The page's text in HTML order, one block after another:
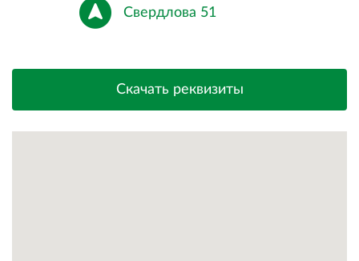
Свердлова 51
Скачать реквизиты